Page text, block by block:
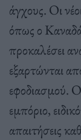
άγχους. Οι
όπως ο
προκαλέσει
εξαρτώνται
εφοδιασμού.
εμπόριο,
απαιτήσεις